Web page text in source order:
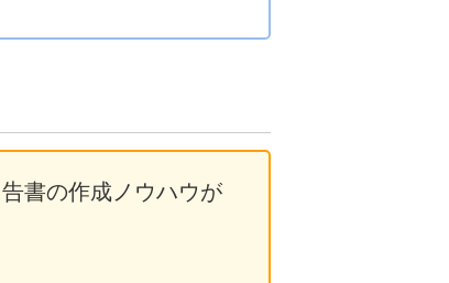
書の作成ノウハウが